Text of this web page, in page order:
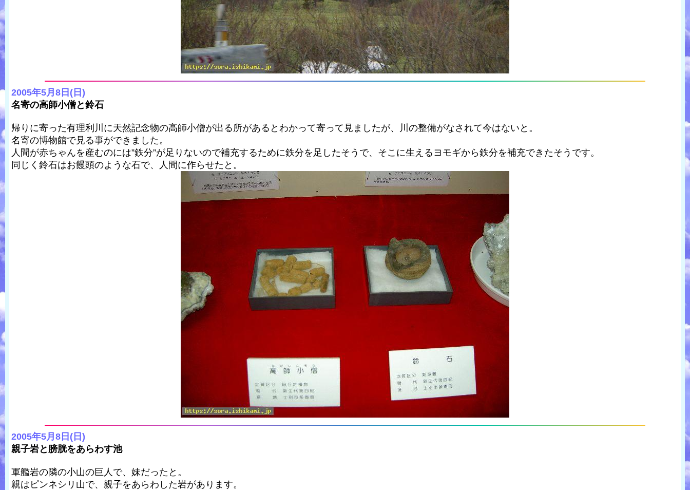
2005年5月8日(日)
名寄の高師小僧と鈴石
帰りに寄った有理利川に天然記念物の高師小僧が出る所があるとわかって寄って見ましたが、川の整備がなされて今はないと。
名寄の博物館で見る事ができました。
人間が赤ちゃんを産むのには”鉄分”が足りないので補充するために鉄分を足したそうで、そこに生えるヨモギから鉄分を補充できたそうです。
同じく鈴石はお饅頭のような石で、人間に作らせたと。
2005年5月8日(日)
親子岩と膀胱をあらわす池
軍艦岩の隣の小山の巨人で、妹だったと。
親はピンネシリ山で、親子をあらわした岩があります。